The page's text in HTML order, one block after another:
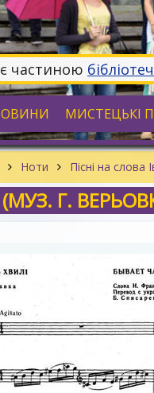
частиною
МИСТЕЦЬКІ
Ноти Пісні на слова
Г.